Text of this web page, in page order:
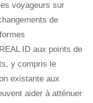
voyageurs sur
de
ID aux points de
y compris le
existante aux
aider à atténuer